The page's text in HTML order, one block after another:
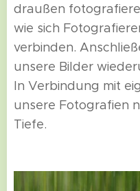
draußen
wie sich
verbinden.
unsere Bilder
In Verbindung mit
unsere Fotografien
Tiefe.